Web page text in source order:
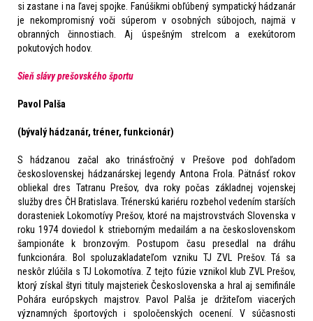
si zastane i na ľavej spojke. Fanúšikmi obľúbený sympatický hádzanár
je nekompromisný voči súperom v osobných súbojoch, najmä v
obranných činnostiach.Aj úspešným strelcom a exekútorom
pokutových hodov.
Sieň slávy prešovského športu
Pavol Palša
(bývalý hádzanár, tréner, funkcionár)
S hádzanou začal ako trinásťročný v Prešove pod dohľadom
československej hádzanárskej legendy Antona Frola. Pätnásť rokov
obliekal dres Tatranu Prešov, dva roky počas základnej vojenskej
služby dres ČH Bratislava. Trénerskú kariéru rozbehol vedením starších
dorasteniek Lokomotívy Prešov, ktoré na majstrovstvách Slovenska v
roku 1974 doviedol k strieborným medailám a na československom
šampionáte k bronzovým. Postupom času presedlal na dráhu
funkcionára. Bol spoluzakladateľom vzniku TJ ZVL Prešov. Tá sa
neskôr zlúčila s TJ Lokomotíva. Z tejto fúzie vznikol klub ZVL Prešov,
ktorý získal štyri tituly majsteriek Československa a hral aj semifinále
Pohára európskych majstrov. Pavol Palša je držiteľom viacerých
významných športových i spoločenských ocenení. V súčasnosti